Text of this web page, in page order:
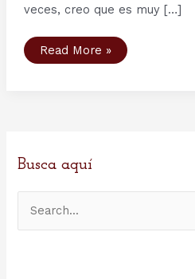
veces, creo que es muy […]
«La
divulgación
–
Entrevista
Descubrir
la
Historia
Read More »
Busca aquí